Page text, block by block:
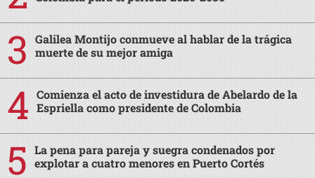
Galilea Montijo conmueve al hablar de la trágica
muerte de su mejor amiga
Comienza el acto de investidura de Abelardo de la
Espriella como presidente de Colombia
La pena para pareja y suegra condenados por
explotar a cuatro menores en Puerto Cortés